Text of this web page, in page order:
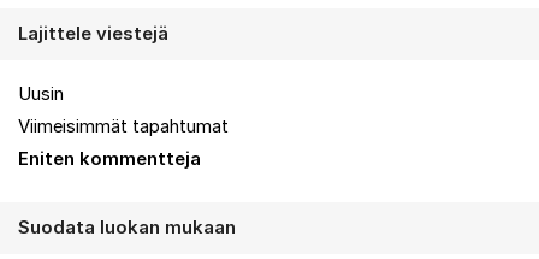
Lajittele viestejä
Uusin
Viimeisimmät tapahtumat
Eniten kommentteja
Suodata luokan mukaan